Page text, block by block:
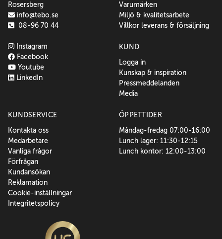
Rosersberg
info@tebo.se
08-96 70 44
Instagram
Facebook
Youtube
LinkedIn
Varumärken
Miljö & kvalitetsarbete
Villkor leverans & försäljning
KUND
Logga in
Kunskap & inspiration
Pressmeddelanden
Media
KUNDSERVICE
Kontakta oss
Medarbetare
Vanliga frågor
Förfrågan
Kundansökan
Reklamation
Cookie-inställningar
Integritetspolicy
ÖPPETTIDER
Måndag-fredag 07:00-16:00
Lunch lager: 11:30-12:15
Lunch kontor: 12:00-13:00